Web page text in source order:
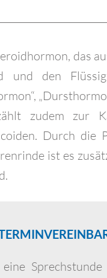
das
und den
zudem zur
Durch die
ist es